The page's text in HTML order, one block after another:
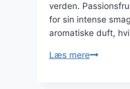
verden.
for sin intense
aromatiske duft,
Læs mere